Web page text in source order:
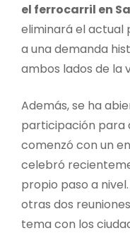
el ferrocarril en
eliminará el actual
a una demanda
ambos lados de la
Además, se ha
participación para
comenzó con un
celebró
propio paso a
otras dos
tema con los